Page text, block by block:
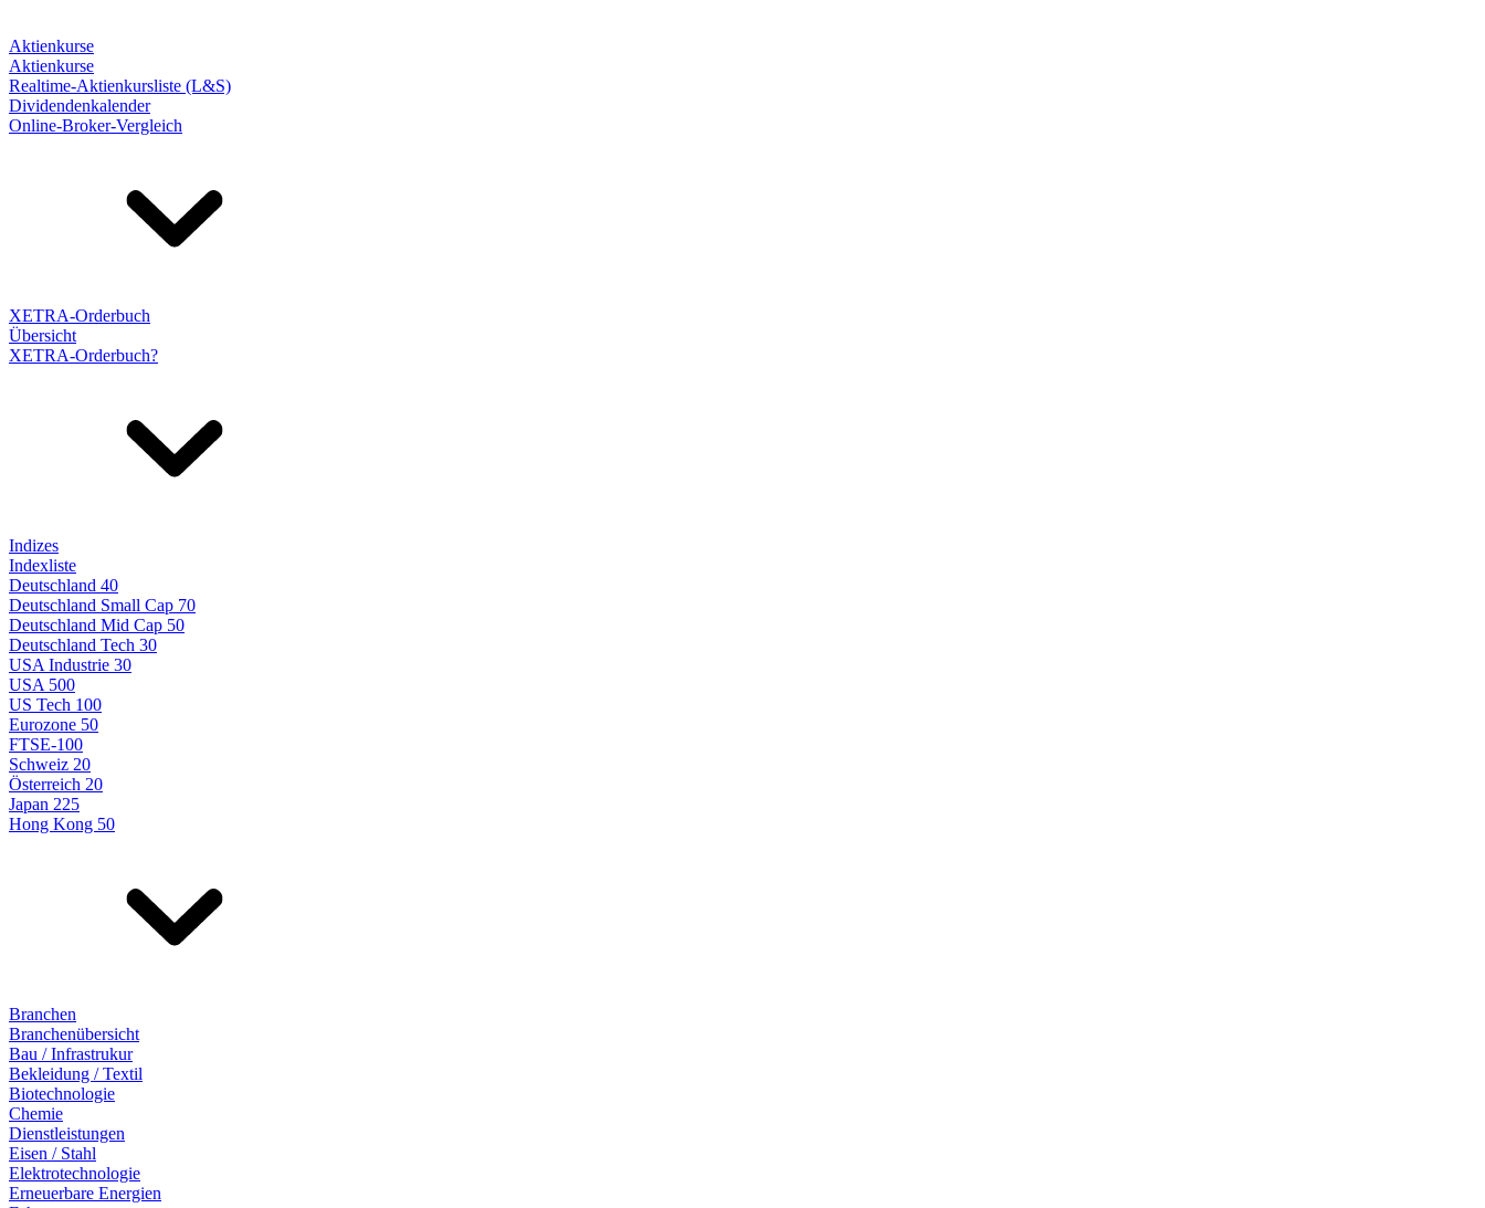
Aktienkurse
Aktienkurse
Realtime-Aktienkursliste (L&S)
Dividendenkalender
Online-Broker-Vergleich
XETRA-Orderbuch
Übersicht
XETRA-Orderbuch?
Indizes
Indexliste
Deutschland 40
Deutschland Small Cap 70
Deutschland Mid Cap 50
Deutschland Tech 30
USA Industrie 30
USA 500
US Tech 100
Eurozone 50
FTSE-100
Schweiz 20
Österreich 20
Japan 225
Hong Kong 50
Branchen
Branchenübersicht
Bau / Infrastrukur
Bekleidung / Textil
Biotechnologie
Chemie
Dienstleistungen
Eisen / Stahl
Elektrotechnologie
Erneuerbare Energien